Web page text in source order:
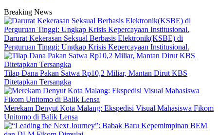
Breaking News
Darurat Kekerasan Seksual Berbasis Elektronik(KSBE) di
Perguruan Tinggi: Ungkap Krisis Kepercayaan Institusional.
Tilap Dana Pakan Satwa Rp10,2 Miliar, Mantan Dirut KBS
Ditetapkan Tersangka
Merekam Denyut Kota Malang: Ekspedisi Visual Mahasiswa Fikom
Unitomo di Balik Lensa